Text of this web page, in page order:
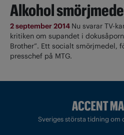
Alkohol
2 september 2014 Nu svarar TV-
kritiken om supandet i
Brother”. Ett socialt smörjmedel,
presschef på MTG.
Sveriges största tidning om